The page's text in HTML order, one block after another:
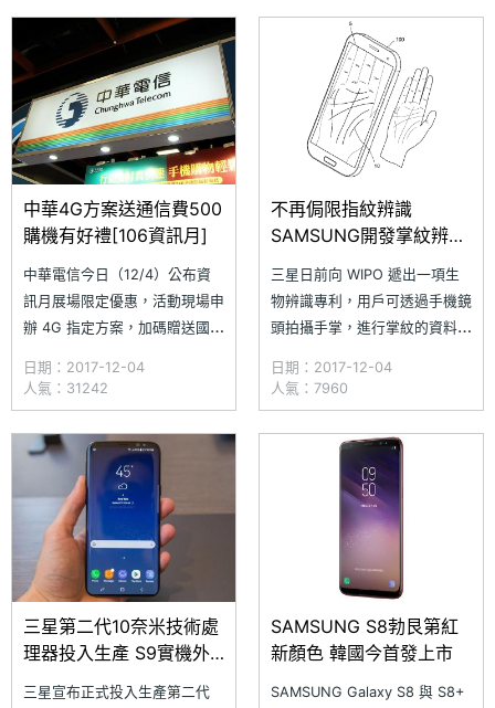
S8 與 Galaxy Note 8 在鏡頭左
右側的設計位置，將指紋辨識改
至鏡頭下方，
此出現三面窄邊框設計。外傳可
能搭載 SAMSUNG Exynos
9810 與剛發表的 Qualcomm
中華4G方案送通信費500
購機有好禮[106資訊月]
中華電信今日（12/4）公布資
訊月展場限定優惠，活動現場申
辦 4G 指定方案，加碼贈送國內
務年約超值包展場限定獨享 8
折價，4G 客戶再享每月加贈行
動上網量 1GB！凡新申請
HiNet寬頻、HiNet 光世代客戶
升速或 ADSL 客戶升速至光世
代，加贈 7-1
日期：2017-12-04
人氣：31242
不再侷限指紋辨識
SAMSUNG開發掌紋辨識
新專利
三星日前向 WIPO 遞出一項生
物辨識專利，用戶可透過手機鏡
頭拍攝手掌，進行掌紋的資料建
鎖，而是若用戶忘記自己原本所
設定的密碼，則會跳出掌紋辨識
來核對是否為本人，並協助用戶
重新設定密碼，專利顯示每一條
掌紋都有屬於自己的排列編號，
但目前不清楚要如何運作。
日期：2017-12-04
人氣：7960
三星第二代10奈米技術處
理器投入生產 S9實機外
三星宣布正式投入生產第二代
SAMSUNG S8勃艮第紅
新顏色 韓國今首發上市
SAMSUNG Galaxy S8 與 S8+